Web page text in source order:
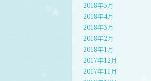
2018年5月
2018年4月
2018年3月
2018年2月
2018年1月
2017年12月
2017年11月